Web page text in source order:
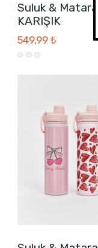
Suluk & Matara
KARIŞIK
549,99 ₺